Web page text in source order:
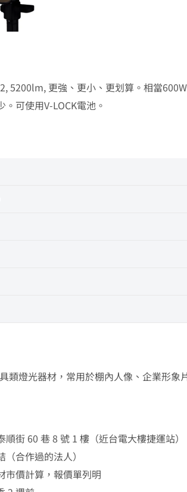
5200lm, 更強、更小、更划算。相當
可使用V-LOCK電池。
類燈光器材，常用於棚內人像、企業形
順街 60 巷 8 號 1 樓（近台電大樓捷運站
合作過的法人）
市價計算，報價單列明